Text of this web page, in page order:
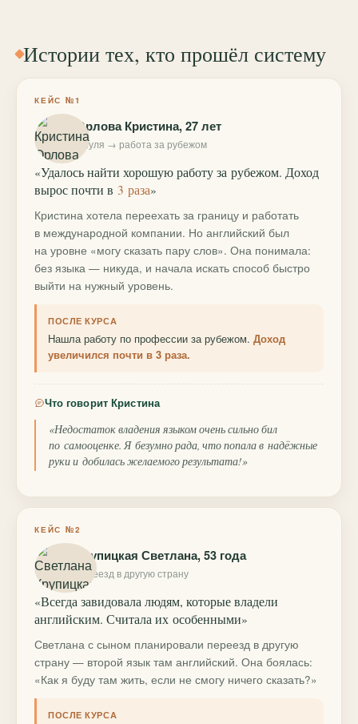
Истории тех, кто прошёл систему
КЕЙС №1
Орлова Кристина, 27 лет
с нуля → работа за рубежом
«Удалось найти хорошую работу за рубежом. Доход
вырос почти в 3 раза»
Кристина хотела переехать за границу и работать
в международной компании. Но английский был
на уровне «могу сказать пару слов». Она понимала:
без языка — никуда, и начала искать способ быстро
выйти на нужный уровень.
ПОСЛЕ КУРСА
Нашла работу по профессии за рубежом. Доход
увеличился почти в 3 раза.
Что говорит Кристина
«Недостаток владения языком очень сильно бил
по самооценке. Я безумно рада, что попала в надёжные
руки и добилась желаемого результата!»
КЕЙС №2
Крупицкая Светлана, 53 года
переезд в другую страну
«Всегда завидовала людям, которые владели
английским. Считала их особенными»
Светлана с сыном планировали переезд в другую
страну — второй язык там английский. Она боялась:
«Как я буду там жить, если не смогу ничего сказать?»
ПОСЛЕ КУРСА